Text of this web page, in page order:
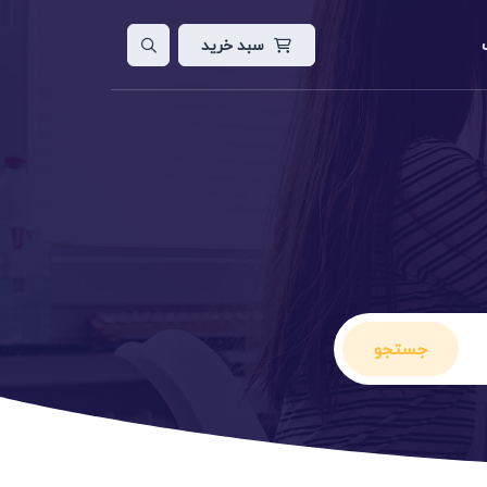
سبد خرید
جستجو